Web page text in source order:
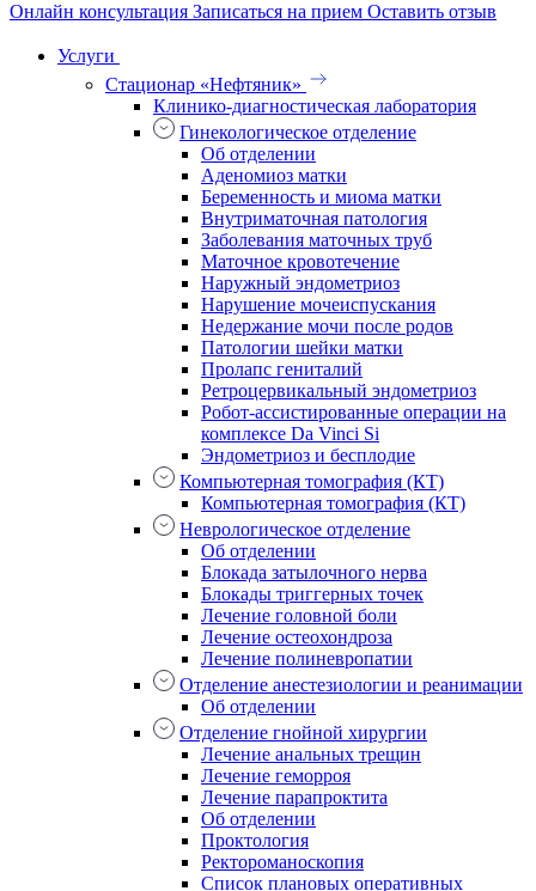
Онлайн консультация Записаться на прием Оставить отзыв
Услуги
Стационар «Нефтяник»
Клинико-диагностическая лаборатория
Гинекологическое отделение
Об отделении
Аденомиоз матки
Беременность и миома матки
Внутриматочная патология
Заболевания маточных труб
Маточное кровотечение
Наружный эндометриоз
Нарушение мочеиспускания
Недержание мочи после родов
Патологии шейки матки
Пролапс гениталий
Ретроцервикальный эндометриоз
Робот-ассистированные операции на
комплексе Da Vinci Si
Эндометриоз и бесплодие
Компьютерная томография (КТ)
Компьютерная томография (КТ)
Неврологическое отделение
Об отделении
Блокада затылочного нерва
Блокады триггерных точек
Лечение головной боли
Лечение остеохондроза
Лечение полиневропатии
Отделение анестезиологии и реанимации
Об отделении
Отделение гнойной хирургии
Лечение анальных трещин
Лечение геморроя
Лечение парапроктита
Об отделении
Проктология
Ректороманоскопия
Список плановых оперативных